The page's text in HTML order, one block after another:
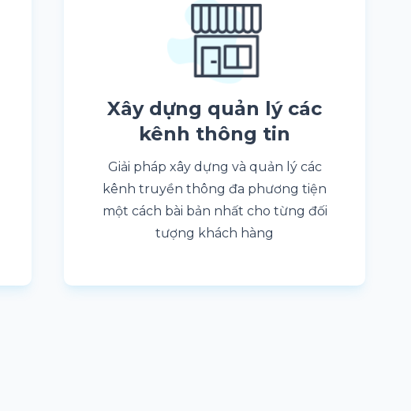
Xây dựng quản lý các
kênh thông tin
Giải pháp xây dựng và quản lý các
kênh truyền thông đa phương tiện
một cách bài bản nhất cho từng đối
tượng khách hàng